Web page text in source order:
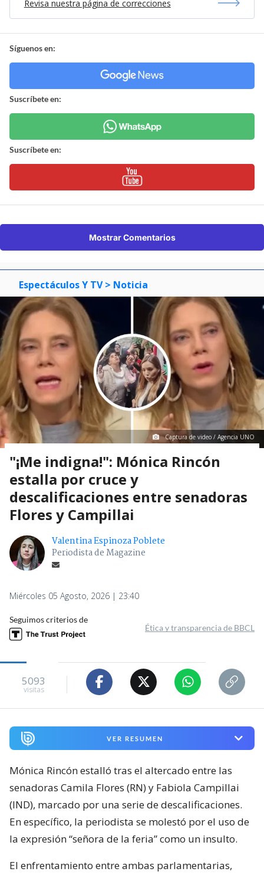
Revisa nuestra página de correcciones
Síguenos en:
Suscríbete en:
Suscríbete en:
Mostrar Comentarios
Espectáculos Y TV > Noticia
Captura de video / Agencia UNO
"¡Me indigna!": Mónica Rincón
estalla por cruce y
descalificaciones entre senadoras
Flores y Campillai
Valentina Espinoza Poblete
Periodista de Magazine
Miércoles 05 Agosto, 2026 | 23:40
Seguimos criterios de
Ética y transparencia de BBCL
5093
visitas
VER RESUMEN
Mónica Rincón estalló tras el altercado entre las
senadoras Camila Flores (RN) y Fabiola Campillai
(IND), marcado por una serie de descalificaciones.
En específico, la periodista se molestó por el uso de
la expresión “señora de la feria” como un insulto.
El enfrentamiento entre ambas parlamentarias,